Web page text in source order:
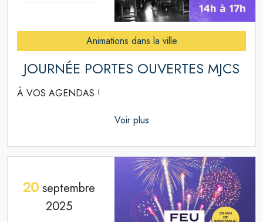
Animations dans la ville
JOURNÉE PORTES OUVERTES MJCS
À VOS AGENDAS !
Voir plus
20 septembre
2025